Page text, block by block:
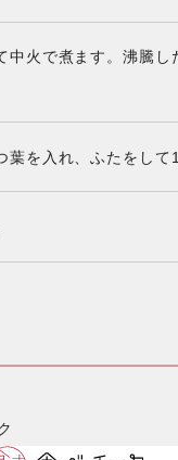
火で煮ます。沸騰し
を入れ、ふたをして